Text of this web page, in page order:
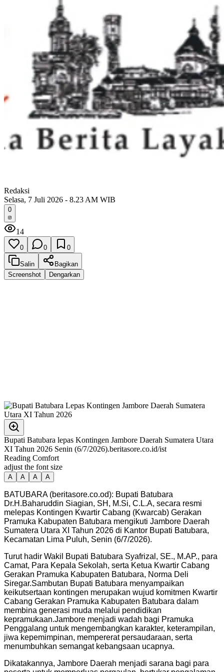
Redaksi
Selasa, 7 Juli 2026 - 8.23 AM WIB
0
14
0 0 0
Salin
Bagikan
Screenshot
Dengarkan
Bupati Batubara lepas Kontingen Jambore Daerah Sumatera Utara
XI Tahun 2026 Senin (6/7/2026).beritasore.co.id/ist
Reading Comfort
adjust the font size
A A A A
BATUBARA (beritasore.co.od): Bupati Batubara
Dr.H.Baharuddin Siagian, SH, M.Si, C.L.A, secara resmi
melepas Kontingen Kwartir Cabang (Kwarcab) Gerakan
Pramuka Kabupaten Batubara mengikuti Jambore Daerah
Sumatera Utara XI Tahun 2026 di Kantor Bupati Batubara,
Kecamatan Lima Puluh, Senin (6/7/2026).
Turut hadir Wakil Bupati Batubara Syafrizal, SE., M.AP., para
Camat, Para Kepala Sekolah, serta Ketua Kwartir Cabang
Gerakan Pramuka Kabupaten Batubara, Norma Deli
Siregar.Sambutan Bupati Batubara menyampaikan
keikutsertaan kontingen merupakan wujud komitmen Kwartir
Cabang Gerakan Pramuka Kabupaten Batubara dalam
membina generasi muda melalui pendidikan
kepramukaan.Jambore menjadi wadah bagi Pramuka
Penggalang untuk mengembangkan karakter, keterampilan,
jiwa kepemimpinan, mempererat persaudaraan, serta
menumbuhkan semangat kebangsaan ucapnya.
Dikatakannya, Jambore Daerah menjadi sarana bagi para